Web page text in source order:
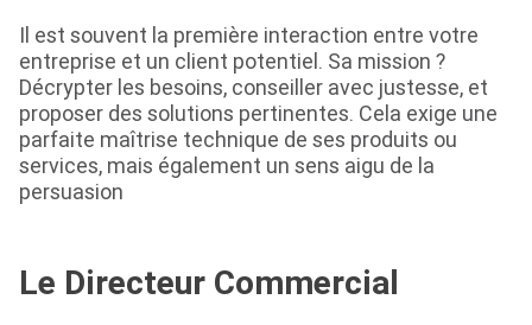
Il est souvent la première interaction entre votre
entreprise et un client potentiel. Sa mission ?
Décrypter les besoins, conseiller avec justesse, et
proposer des solutions pertinentes. Cela exige une
parfaite maîtrise technique de ses produits ou
services, mais également un sens aigu de la
persuasion
Le Directeur Commercial